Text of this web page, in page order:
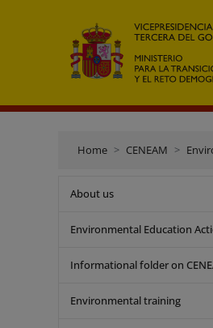
Home CENEAM
About us
Environmental Education
Informational folder on
Environmental training